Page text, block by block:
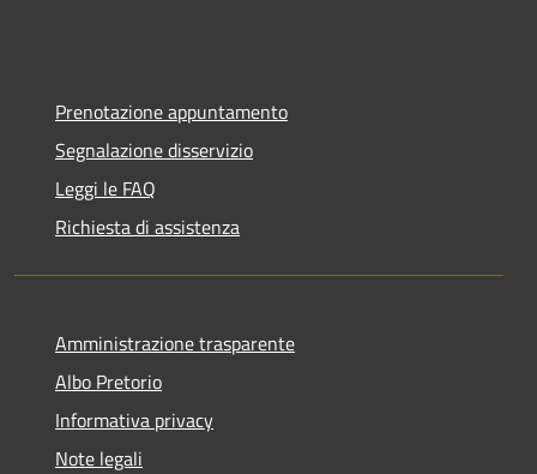
Prenotazione appuntamento
Segnalazione disservizio
Leggi le FAQ
Richiesta di assistenza
Amministrazione trasparente
Albo Pretorio
Informativa privacy
Note legali